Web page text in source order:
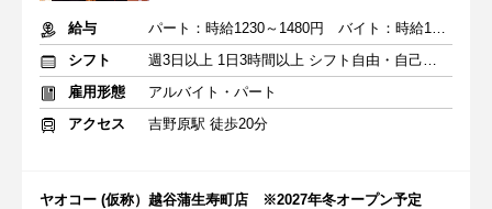
給与
パート：時給1230～1480円 バイト：時給1141円～
シフト
週3日以上 1日3時間以上 シフト自由・自己申告
雇用形態
アルバイト・パート
アクセス
吉野原駅 徒歩20分
ヤオコー (仮称）越谷蒲生寿町店 ※2027年冬オープン予定